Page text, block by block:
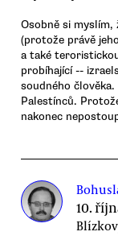
Osobně si
(protože právě
a také
probíhající --
soudného
Palestínců.
nakonec
10.